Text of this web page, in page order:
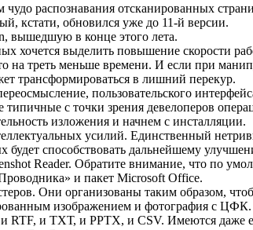
распознавания отсканированных
кстати, обновился уже до 11-й версии.
вышедшую в конце этого лета.
хочется выделить повышение скорости
треть меньше времени. И если при
трансформироваться в лишний перекур.
пользовательского
с точки зрения девелоперов
изложения и начнем с инсталляции.
усилий. Единственный
способствовать дальнейшему
Reader. Обратите внимание, что по
и пакет Microsoft Office.
Они организованы таким образом,
изображением и фотография с
RTF, и ТХТ, и РРТХ, и CSV. Имеются даже